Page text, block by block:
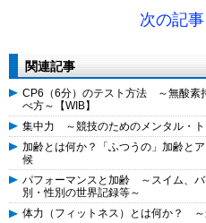
次の記
関連記事
CP6（6分）のテスト方法 ～無酸素
べ方～【WIB】
集中力 ～競技のためのメンタル・ト
加齢とは何か？「ふつうの」加齢と
候
パフォーマンスと加齢 ～スイム、
別・性別の世界記録等～
体力（フィットネス）とは何か？